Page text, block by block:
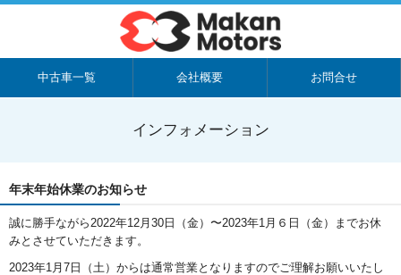
中古車一覧 会社概要 お問合せ
インフォメーション
年末年始休業のお知らせ
誠に勝手ながら2022年12月30日（金）〜2023年1月６日（金）までお休
みとさせていただきます。
2023年1月7日（土）からは通常営業となりますのでご理解お願いいたし